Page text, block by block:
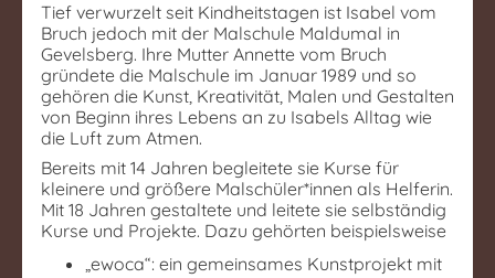
Tief verwurzelt seit Kindheitstagen ist Isabel vom
Bruch jedoch mit der Malschule Maldumal in
Gevelsberg. Ihre Mutter Annette vom Bruch
gründete die Malschule im Januar 1989 und so
gehören die Kunst, Kreativität, Malen und Gestalten
von Beginn ihres Lebens an zu Isabels Alltag wie
die Luft zum Atmen.
Bereits mit 14 Jahren begleitete sie Kurse für
kleinere und größere Malschüler*innen als Helferin.
Mit 18 Jahren gestaltete und leitete sie selbständig
Kurse und Projekte. Dazu gehörten beispielsweise
„ewoca“: ein gemeinsames Kunstprojekt mit